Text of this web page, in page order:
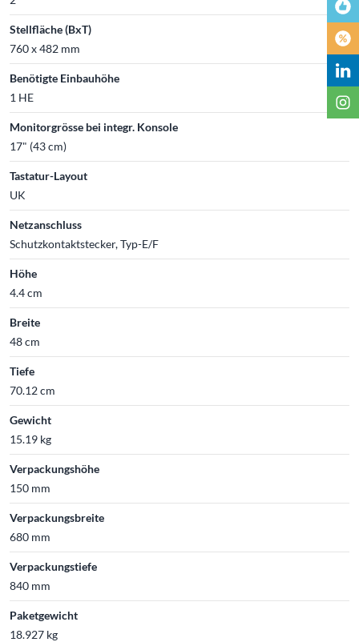
Stellfläche (BxT)
760 x 482 mm
Benötigte Einbauhöhe
1 HE
Monitorgrösse bei integr. Konsole
17" (43 cm)
Tastatur-Layout
UK
Netzanschluss
Schutzkontaktstecker, Typ-E/F
Höhe
4.4 cm
Breite
48 cm
Tiefe
70.12 cm
Gewicht
15.19 kg
Verpackungshöhe
150 mm
Verpackungsbreite
680 mm
Verpackungstiefe
840 mm
Paketgewicht
18.927 kg